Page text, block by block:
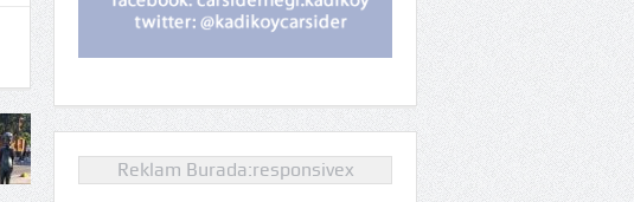
Reklam Burada:responsivex